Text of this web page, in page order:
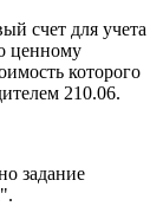
счет для учета
ценному
которого
210.06.
задание